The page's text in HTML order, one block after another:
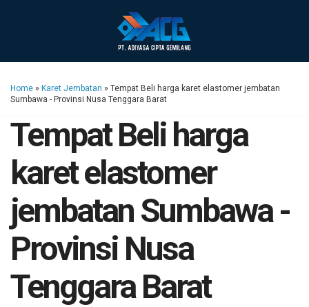
Home » Karet Jembatan » Tempat Beli harga karet elastomer jembatan
Sumbawa - Provinsi Nusa Tenggara Barat
Tempat Beli harga
karet elastomer
jembatan Sumbawa -
Provinsi Nusa
Tenggara Barat